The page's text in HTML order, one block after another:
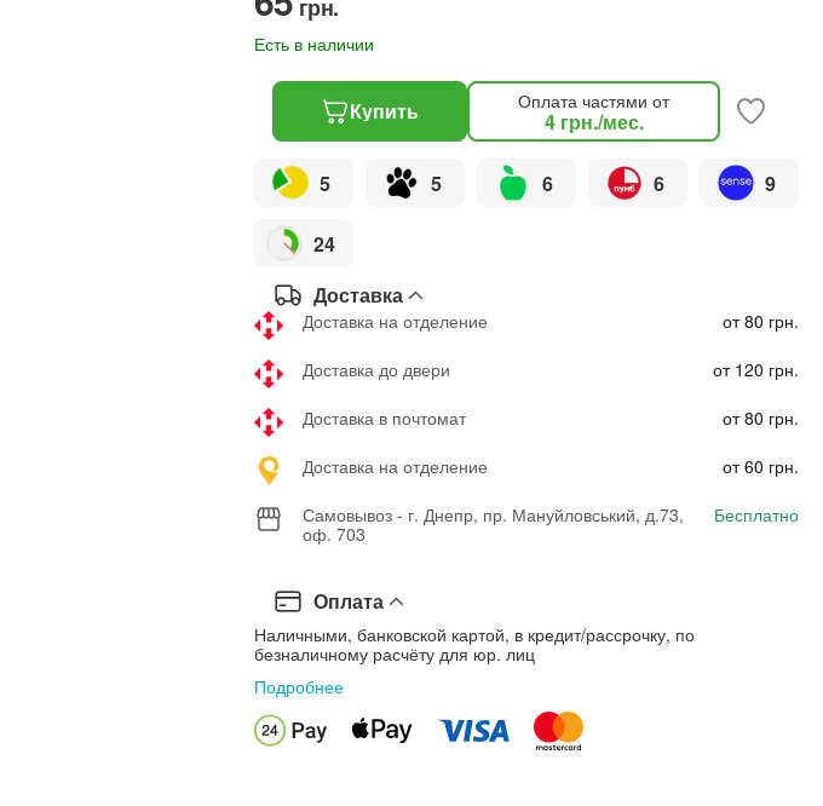
грн.
Есть в наличии
Купить Оплата частями от
4 грн./мес.
5 5 6 6 9
24
Доставка
Доставка на отделение
от 80 грн.
Доставка до двери
от 120 грн.
Доставка в почтомат
от 80 грн.
Доставка на отделение
от 60 грн.
Самовывоз - г. Днепр, пр. Мануйловський, д.73,
оф. 703
Бесплатно
Оплата
Наличными, банковской картой, в кредит/рассрочку, по
безналичному расчёту для юр. лиц
Подробнее